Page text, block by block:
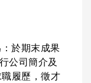
於期末成果
公司簡介及
履歷，徵才